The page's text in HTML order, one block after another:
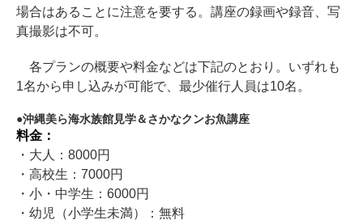
場合はあることに注意を要する。講座の録画や録音、写
真撮影は不可。
各プランの概要や料金などは下記のとおり。いずれも
1名から申し込みが可能で、最少催行人員は10名。
沖縄美ら海水族館見学＆さかなクンお魚講座
料金：
・大人：8000円
・高校生：7000円
・小・中学生：6000円
・幼児（小学生未満）：無料